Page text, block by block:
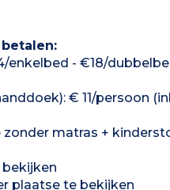
enkelbed - €18/
€ 11/persoon
matras +
plaatse te bekijken